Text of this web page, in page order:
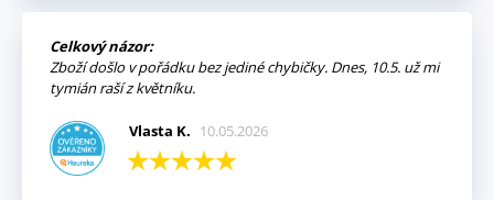
Celkový názor:
Zboží došlo v pořádku bez jediné chybičky. Dnes, 10.5. už mi
tymián raší z květníku.
Vlasta K. 10.05.2026